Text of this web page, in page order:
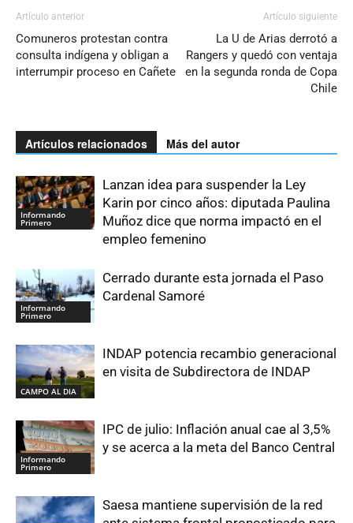
Artículo anterior
Comuneros protestan contra
consulta indígena y obligan a
interrumpir proceso en Cañete
Artículo siguiente
La U de Arias derrotó a
Rangers y quedó con ventaja
en la segunda ronda de Copa
Chile
Artículos relacionados Más del autor
Informando
Primero
Lanzan idea para suspender la Ley
Karin por cinco años: diputada Paulina
Muñoz dice que norma impactó en el
empleo femenino
Informando
Primero
Cerrado durante esta jornada el Paso
Cardenal Samoré
CAMPO AL DIA
INDAP potencia recambio generacional
en visita de Subdirectora de INDAP
Informando
Primero
IPC de julio: Inflación anual cae al 3,5%
y se acerca a la meta del Banco Central
Saesa mantiene supervisión de la red